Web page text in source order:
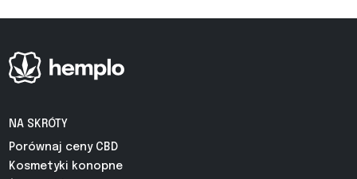
NA SKRÓTY
Porównaj ceny CBD
Kosmetyki konopne